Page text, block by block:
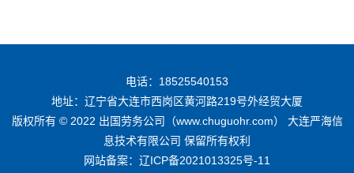
电话：18525540153
地址：辽宁省大连市西岗区黄河路219号外经贸大厦
版权所有 © 2022 出国劳务公司（www.chuguohr.com） 大连严海信
息技术有限公司 保留所有权利
网站备案： 辽ICP备2021013325号-11